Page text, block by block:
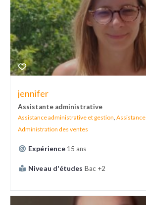
jennifer
Assistante administrative
Assistance administrative et gestion,
Administration des ventes
Expérience 15 ans
Niveau d'études Bac +2